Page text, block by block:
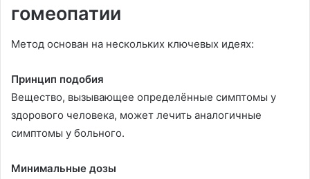
гомеопатии
Метод основан на нескольких ключевых идеях:
Принцип подобия
Вещество, вызывающее определённые симптомы у
здорового человека, может лечить аналогичные
симптомы у больного.
Минимальные дозы